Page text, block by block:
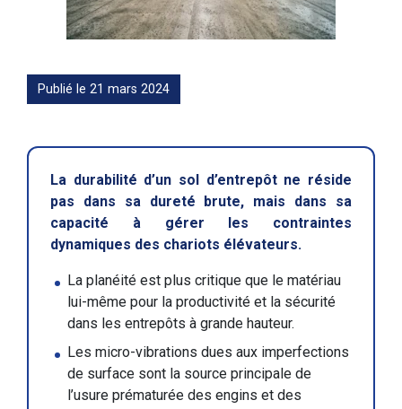
Publié le 21 mars 2024
La durabilité d’un sol d’entrepôt ne réside
pas dans sa dureté brute, mais dans sa
capacité à gérer les contraintes
dynamiques des chariots élévateurs.
La planéité est plus critique que le matériau
lui-même pour la productivité et la sécurité
dans les entrepôts à grande hauteur.
Les micro-vibrations dues aux imperfections
de surface sont la source principale de
l’usure prématurée des engins et des